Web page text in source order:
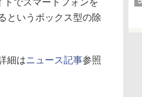
でスマートフォンを
というボックス型の除
細はニュース記事参照